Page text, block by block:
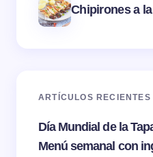
Chipirones a
ARTÍCULOS RECIENTES
Día Mundial de la
Menú semanal con